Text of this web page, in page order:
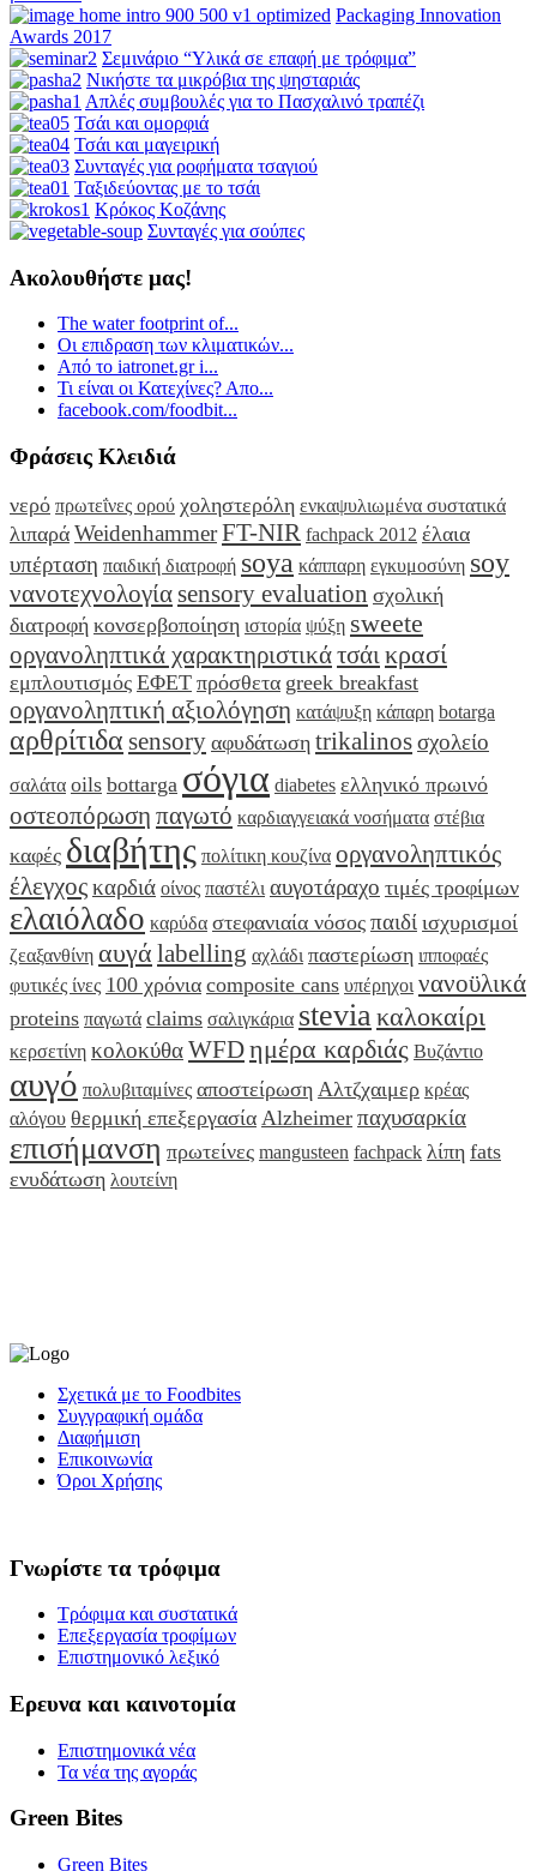
Packaging Innovation
Awards 2017
Σεμινάριο “Υλικά σε επαφή με τρόφιμα”
Νικήστε τα μικρόβια της ψησταριάς
Απλές συμβουλές για το Πασχαλινό τραπέζι
Τσάι και ομορφιά
Τσάι και μαγειρική
Συνταγές για ροφήματα τσαγιού
Ταξιδεύοντας με το τσάι
Κρόκος Κοζάνης
Συνταγές για σούπες
Ακολουθήστε μας!
The water footprint of...
Οι επιδραση των κλιματικών...
Από το iatronet.gr i...
Τι είναι οι Κατεχίνες? Απο...
facebook.com/foodbit...
Φράσεις Κλειδιά
νερό πρωτεΐνες ορού χοληστερόλη ενκαψυλιωμένα συστατικά
λιπαρά WeidenhammerFT-NIR fachpack 2012 έλαια
υπέρταση παιδική διατροφή soya κάππαρη εγκυμοσύνη soy
νανοτεχνολογίαsensory evaluation σχολική
διατροφή κονσερβοποίηση ιστορία ψύξη sweete
οργανοληπτικά χαρακτηριστικάτσάι κρασί
εμπλουτισμός ΕΦΕΤ πρόσθετα greek breakfast
οργανοληπτική αξιολόγηση κατάψυξη κάπαρη botarga
αρθρίτιδα sensory αφυδάτωση trikalinosσχολείο
σαλάτα oils bottarga σόγια diabetes ελληνικό πρωινό
οστεοπόρωση παγωτό καρδιαγγειακά νοσήματα στέβια
καφές διαβήτης πολίτικη κουζίνα οργανοληπτικός
έλεγχοςκαρδιά οίνος παστέλι αυγοτάραχο τιμές τροφίμων
ελαιόλαδο καρύδα στεφανιαία νόσος παιδί ισχυρισμοί
ζεαξανθίνη αυγά labelling αχλάδι παστερίωση ιπποφαές
φυτικές ίνες 100 χρόνια composite cans υπέρηχοι νανοϋλικά
proteins παγωτά claims σαλιγκάρια stevia καλοκαίρι
κερσετίνη κολοκύθαWFDημέρα καρδιάς Βυζάντιο
αυγό πολυβιταμίνες αποστείρωση Αλτζχαιμερ κρέας
αλόγου θερμική επεξεργασία Alzheimer παχυσαρκία
επισήμανση πρωτείνες mangusteen fachpack λίπη fats
ενυδάτωση λουτείνη
Σχετικά με το Foodbites
Συγγραφική ομάδα
Διαφήμιση
Επικοινωνία
Όροι Χρήσης
Γνωρίστε τα τρόφιμα
Τρόφιμα και συστατικά
Επεξεργασία τροφίμων
Επιστημονικό λεξικό
Ερευνα και καινοτομία
Επιστημονικά νέα
Τα νέα της αγοράς
Green Bites
Green Bites